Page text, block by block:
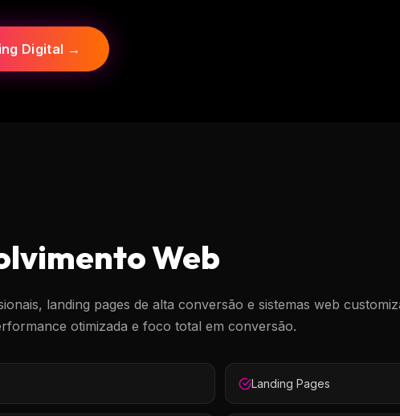
Digital →
Web
landing pages de alta conversão e sistemas web
otimizada e foco total em conversão.
Landing Pages